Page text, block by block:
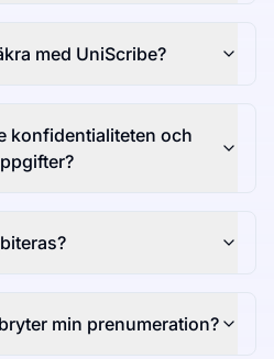
med UniScribe?
konfidentialiteten och
min prenumeration?